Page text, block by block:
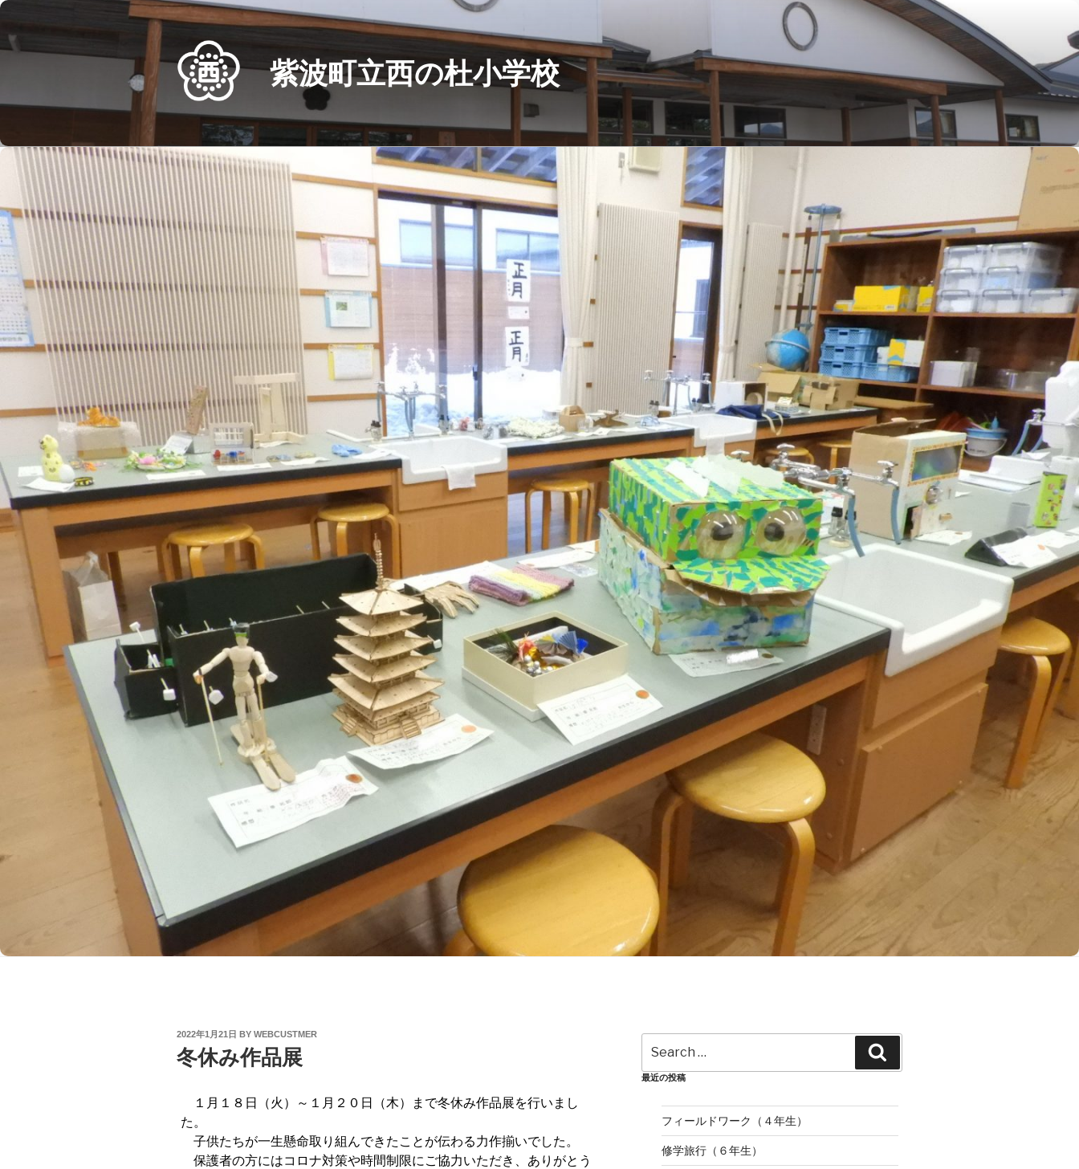
Skip
content
紫波町立西の杜小学校
POSTED
ON
2022年1月21日 BY WEBCUSTMER
冬休み作品展
１月１８日（火）～１月２０日（木）まで冬休み作品展を行いまし
た。
子供たちが一生懸命取り組んできたことが伝わる力作揃いでした。
保護者の方にはコロナ対策や時間制限にご協力いただき、ありがとう
for:
最近の投稿
フィールドワーク（４年生）
修学旅行（６年生）